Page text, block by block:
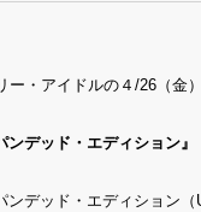
ー・アイドルの４/26（金
ンデッド・エディション
デッド・エディション（